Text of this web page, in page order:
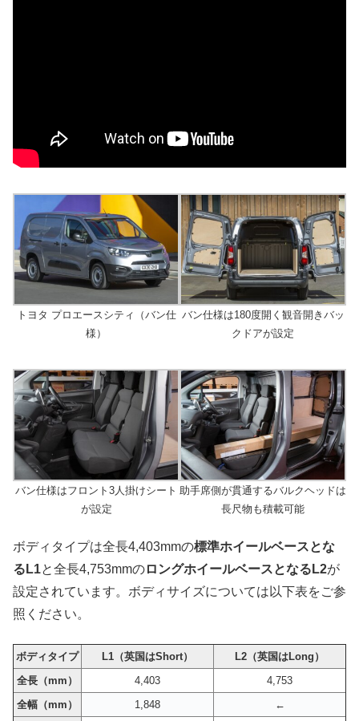
トヨタ プロエースシティ（バン仕
様）
バン仕様は180度開く観音開きバッ
クドアが設定
バン仕様はフロント3人掛けシート
が設定
助手席側が貫通するバルクヘッドは
長尺物も積載可能
ボディタイプは全長4,403mmの標準ホイールベースとな
るL1と全長4,753mmのロングホイールベースとなるL2が
設定されています。ボディサイズについては以下表をご参
照ください。
ボディタイプ L1（英国はShort）
L2（英国はLong）
全長（mm）
4,403
4,753
全幅（mm）
1,848 ←